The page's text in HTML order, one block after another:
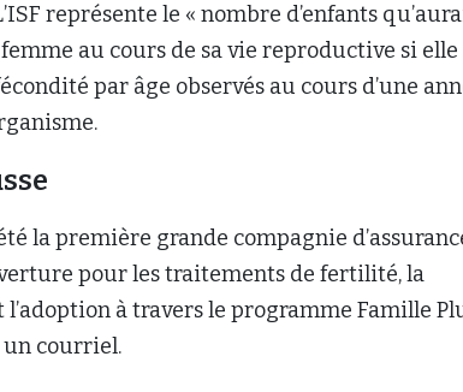
représente le « nombre d’enfants
au cours de sa vie reproductive si elle
par âge observés au cours d’une
la première grande compagnie
pour les traitements de fertilité, la
à travers le programme Famille
un courriel.